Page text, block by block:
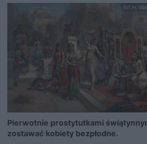
fot.H.
Pierwotnie prostytutkami
zostawać kobiety bezpłodne.